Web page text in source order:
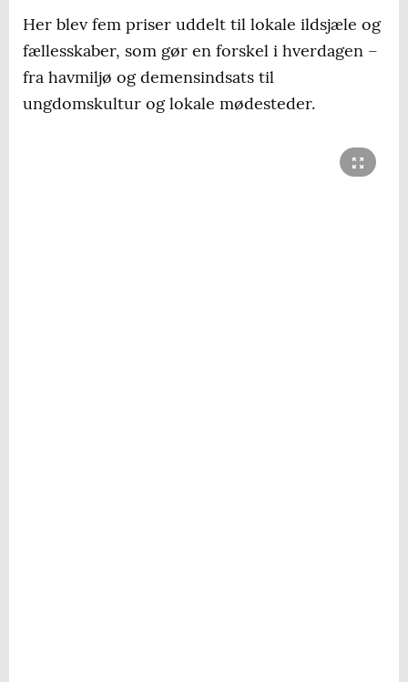
Her blev fem priser uddelt til lokale ildsjæle og
fællesskaber, som gør en forskel i hverdagen –
fra havmiljø og demensindsats til
ungdomskultur og lokale mødesteder.